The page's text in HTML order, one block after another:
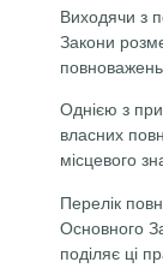
Виходячи з
Закони
Однією з
власних
місцевого
Перелік
Основного
поділяє ці